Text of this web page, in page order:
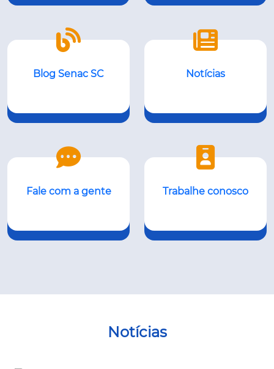
Blog Senac SC Notícias
Fale com a gente Trabalhe conosco
Notícias